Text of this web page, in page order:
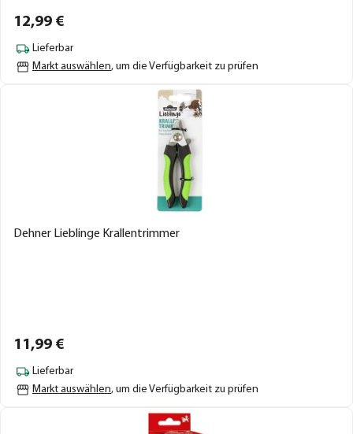
12,99 €
Lieferbar
Markt auswählen, um die Verfügbarkeit zu prüfen
Dehner Lieblinge Krallentrimmer
11,99 €
Lieferbar
Markt auswählen, um die Verfügbarkeit zu prüfen